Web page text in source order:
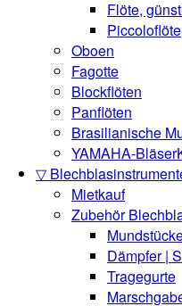
Flöte,
Piccoloflöte
Oboen
Fagotte
Blockflöten
Panflöten
Brasilianische
YAMAHA-
▽
Mietkauf
Zubehör
Dämpfer |
Tragegurte